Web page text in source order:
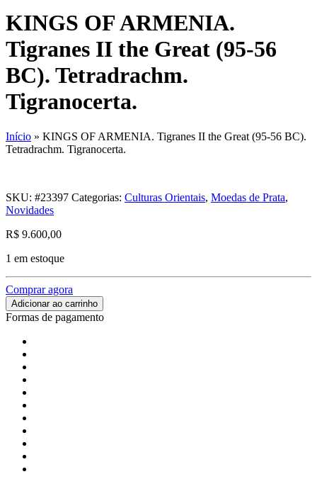
KINGS OF ARMENIA.
Tigranes II the Great (95-56
BC). Tetradrachm.
Tigranocerta.
Início » KINGS OF ARMENIA. Tigranes II the Great (95-56 BC).
Tetradrachm. Tigranocerta.
SKU: #23397 Categorias: Culturas Orientais, Moedas de Prata,
Novidades
R$ 9.600,00
1 em estoque
Comprar agora
Adicionar ao carrinho
Formas de pagamento